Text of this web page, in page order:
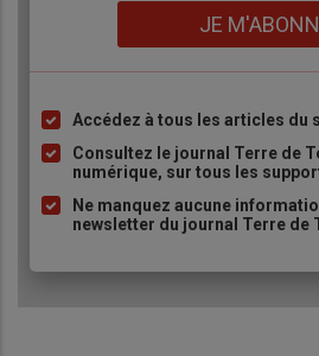
JE
Liste
à
puce
Accédez à tous les articles du
Consultez le journal Terre de
numérique, sur tous les
Ne manquez aucune
newsletter du journal Terre de